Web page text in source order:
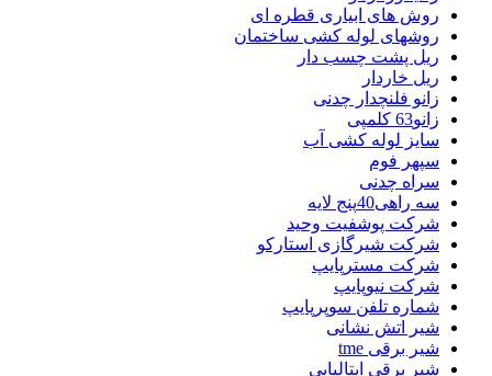
روش های ابیاری قطره ای
روشهای لوله کشی ساختمان
ریل پشت چسب دار
ریل خاردار
زانو فلنچدار چدنی
زانو63 کلمپی
سایز لوله کشی آب
سپهر فوم
سراه چدنی
سه راهی40پنج لایه
شرکت پوشفیت وحید
شرکت شیرگازی استارکو
شرکت مسترپایپ
شرکت نیوپایپ
شماره تلفن سوپرپایپ
شیر اتش نشانی
شیر برقی tme
شیر برقی ایتالیایی